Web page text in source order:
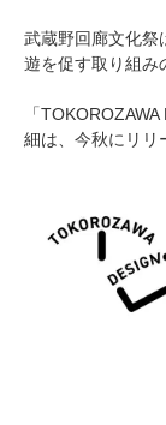
武蔵野回廊文化祭
遊を促す取り組み
「
細は、今秋にリリ